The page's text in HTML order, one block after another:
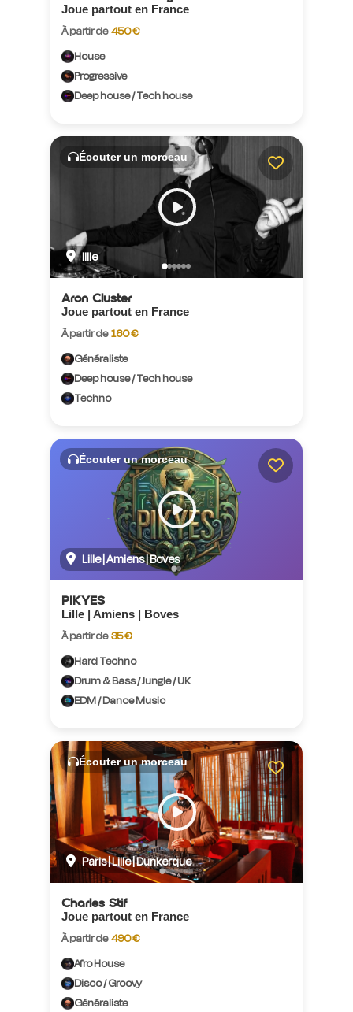
Joue partout en France
À partir de 450 €
House
Progressive
Deep house / Tech house
Écouter un morceau
lille
Aron Cluster
Joue partout en France
À partir de 160 €
Généraliste
Deep house / Tech house
Techno
Écouter un morceau
Lille | Amiens | Boves
PIKYES
Lille | Amiens | Boves
À partir de 35 €
Hard Techno
Drum & Bass / Jungle / UK
EDM / Dance Music
Écouter un morceau
Paris | Lille | Dunkerque
Charles Stif
Joue partout en France
À partir de 490 €
Afro House
Disco / Groovy
Généraliste